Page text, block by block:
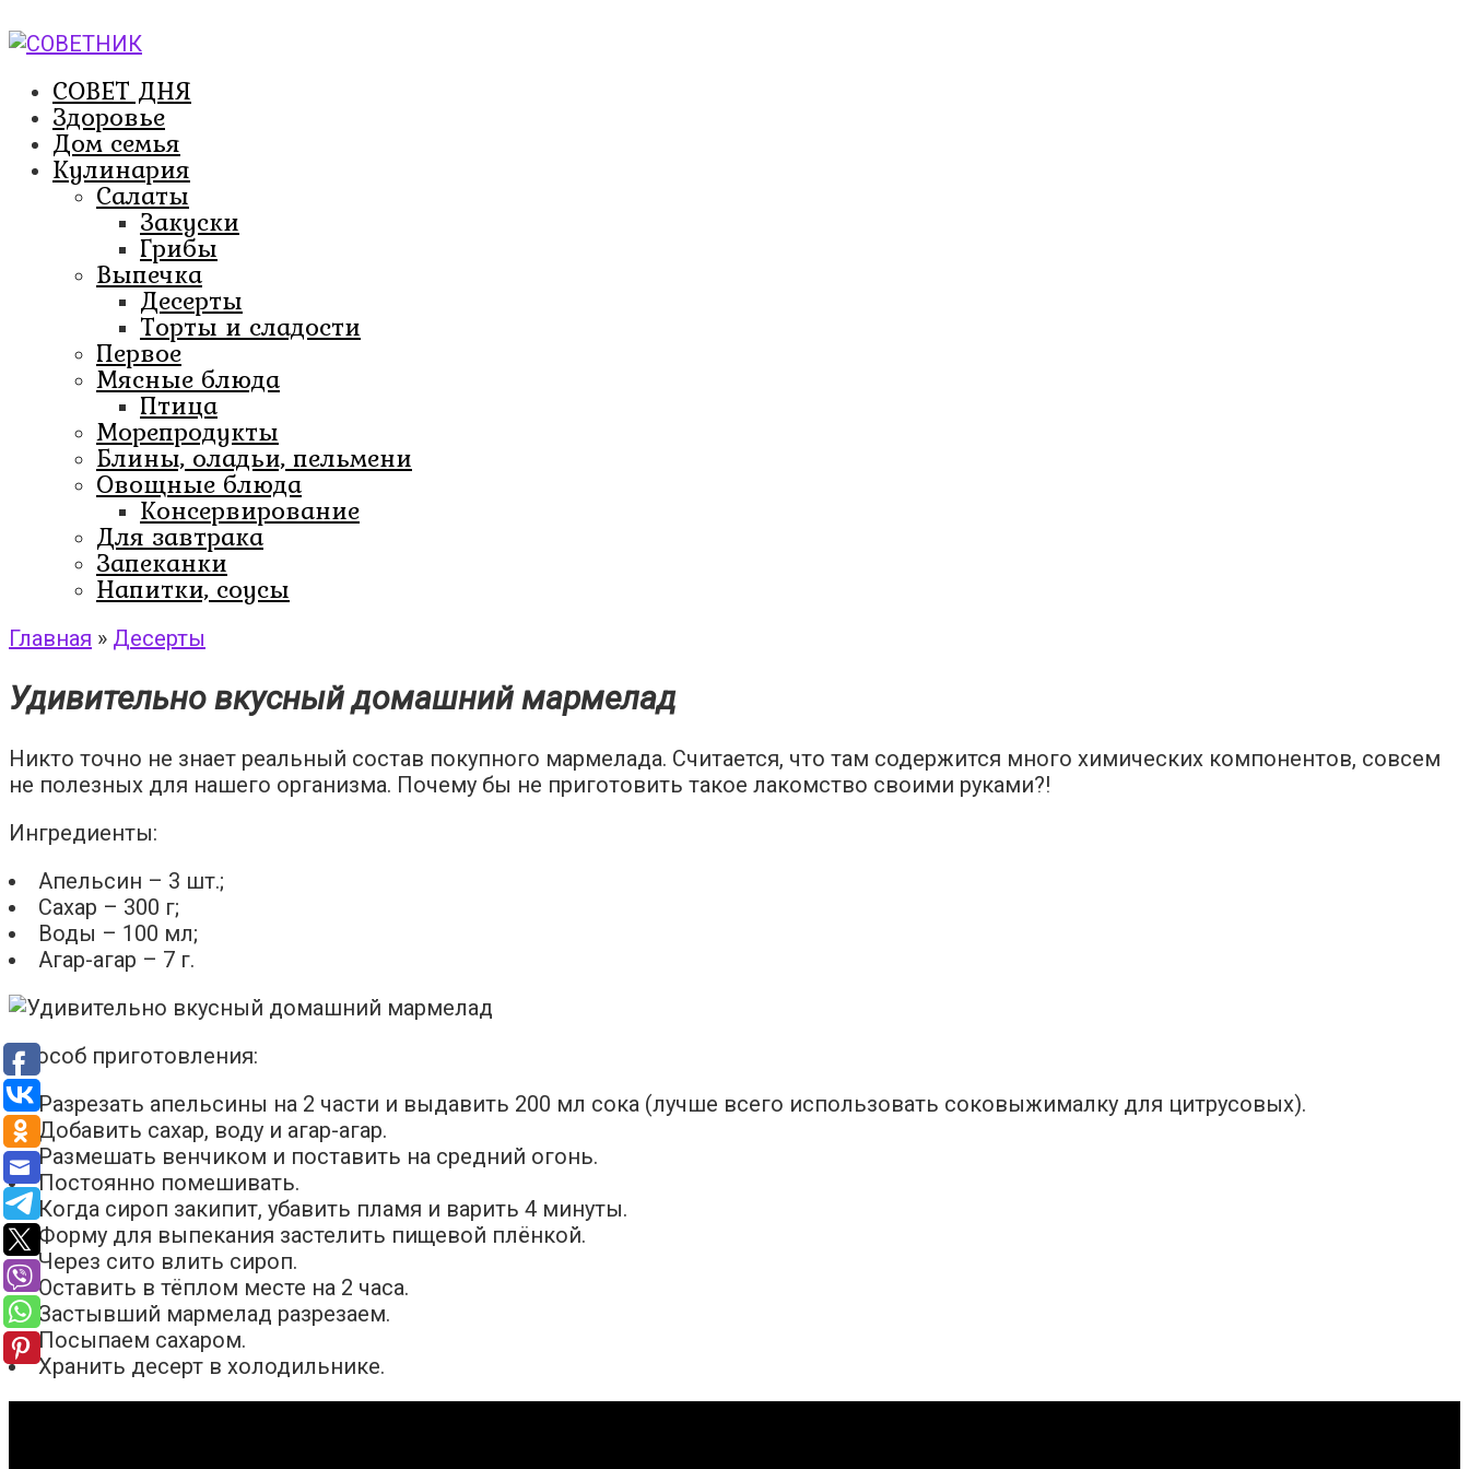
к
СОВЕТ ДНЯ
Здоровье
Дом семья
Кулинария
Салаты
Закуски
Грибы
Выпечка
Десерты
Торты и сладости
Первое
Мясные блюда
Птица
Морепродукты
Блины, оладьи, пельмени
Овощные блюда
Консервирование
Для завтрака
Запеканки
Напитки, соусы
Главная » Десерты
Удивительно вкусный домашний мармелад
Никто точно не знает реальный состав покупного мармелада. Считается, что там содержится много химических компонентов, совсем
не полезных для нашего организма. Почему бы не приготовить такое лакомство своими руками?!
Ингредиенты:
Апельсин – 3 шт.;
Сахар – 300 г;
Воды – 100 мл;
Агар-агар – 7 г.
Способ приготовления:
Разрезать апельсины на 2 части и выдавить 200 мл сока (лучше всего использовать соковыжималку для цитрусовых).
Добавить сахар, воду и агар-агар.
Размешать венчиком и поставить на средний огонь.
Постоянно помешивать.
Когда сироп закипит, убавить пламя и варить 4 минуты.
Форму для выпекания застелить пищевой плёнкой.
Через сито влить сироп.
Оставить в тёплом месте на 2 часа.
Застывший мармелад разрезаем.
Посыпаем сахаром.
Хранить десерт в холодильнике.